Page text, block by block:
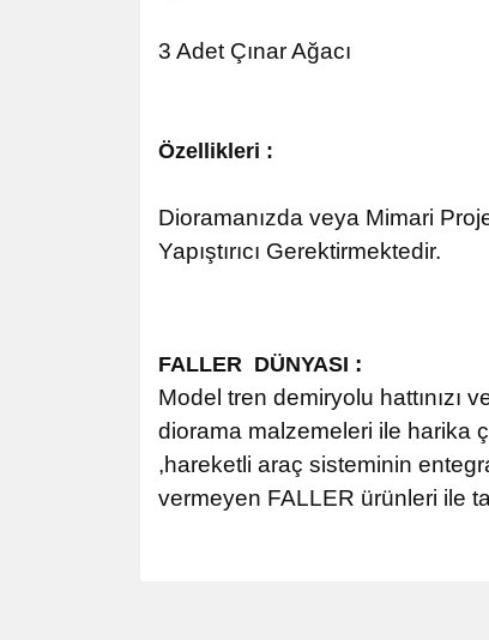
3 Adet Çınar Ağacı
Özellikleri :
Dioramanızda veya Mimari
Yapıştırıcı Gerektirmektedir.
FALLER DÜNYASI :
Model tren demiryolu hattınızı
diorama malzemeleri ile harika
,hareketli araç sisteminin
vermeyen FALLER ürünleri ile